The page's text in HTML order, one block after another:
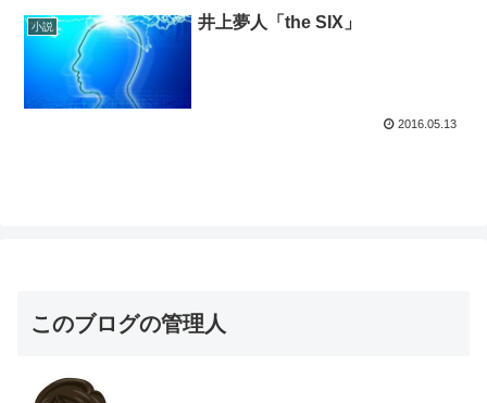
小説 井上夢人「the SIX」
2016.05.13
このブログの管理人